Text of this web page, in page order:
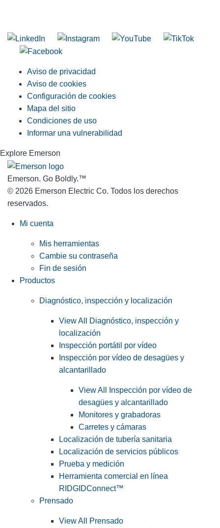
Aviso de privacidad
Aviso de cookies
Configuración de cookies
Mapa del sitio
Condiciones de uso
Informar una vulnerabilidad
Explore Emerson
Emerson. Go Boldly.™
© 2026 Emerson Electric Co. Todos los derechos
reservados.
Mi cuenta
Mis herramientas
Cambie su contraseña
Fin de sesión
Productos
Diagnóstico, inspección y localización
View All Diagnóstico, inspección y
localización
Inspección portátil por vídeo
Inspección por vídeo de desagües y
alcantarillado
View All Inspección por vídeo de
desagües y alcantarillado
Monitores y grabadoras
Carretes y cámaras
Localización de tubería sanitaria
Localización de servicios públicos
Prueba y medición
Herramienta comercial en línea
RIDGIDConnect™
Prensado
View All Prensado